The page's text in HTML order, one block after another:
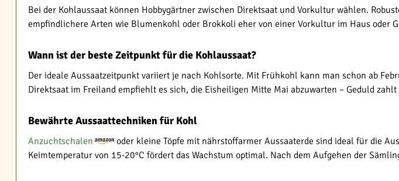
Bei der Kohlaussaat können Hobbygärtner zwischen Direktsaat und Vorkultur wählen.
empfindlichere Arten wie Blumenkohl oder Brokkoli eher von einer Vorkultur im Haus oder
Wann ist der beste Zeitpunkt für die Kohlaussaat?
Der ideale Aussaatzeitpunkt variiert je nach Kohlsorte. Mit Frühkohl kann man schon ab
Direktsaat im Freiland empfiehlt es sich, die Eisheiligen Mitte Mai abzuwarten – Geduld
Bewährte Aussaattechniken für Kohl
Anzuchtschalen
oder kleine Töpfe mit nährstoffarmer Aussaaterde sind ideal für die
Keimtemperatur von 15-20°C fördert das Wachstum optimal. Nach dem Aufgehen der